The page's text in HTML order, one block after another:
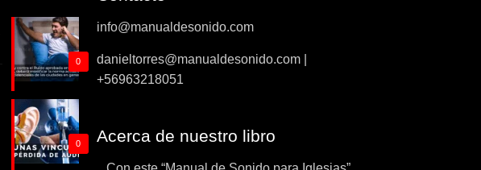
0
0
info@manualdesonido.com
danieltorres@manualdesonido.com |
+56963218051
Acerca de nuestro libro